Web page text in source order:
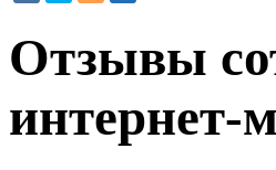
Отзывы
интернет-